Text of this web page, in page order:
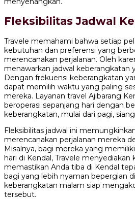
Fleksibilitas Jadwal
Travele memahami bahwa setiap
kebutuhan dan preferensi yang
merencanakan perjalanan. Oleh
menawarkan jadwal keberangkatan
Dengan frekuensi keberangkatan
dapat memilih waktu yang paling
mereka. Layanan travel Ajibarang
beroperasi sepanjang hari dengan
keberangkatan, mulai dari pagi,
Fleksibilitas jadwal ini
merencanakan perjalanan mereka
Misalnya, bagi mereka yang
hari di Kendal, Travele
memastikan Anda tiba di Kendal
bagi yang lebih nyaman bepergian
keberangkatan malam siap
tersebut.